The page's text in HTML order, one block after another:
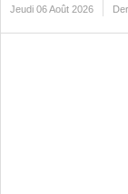
Jeudi 06 Août 2026